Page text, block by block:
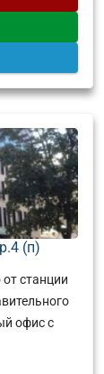
(п)
станции
офис с